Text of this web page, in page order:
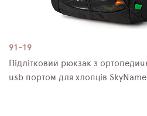
91-19
Підлітковий рюкзак з
usb портом для хлопців SkyName